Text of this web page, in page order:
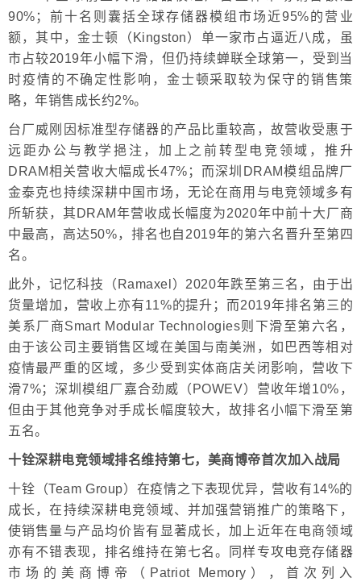
90%；前十名则囊括全球存储器模组市场近95%的营业
额，其中，金士顿（Kingston）单一家市占逼近八成，虽
市占较2019年小幅下滑，但仍持续蝉联全球第一，受到当
时疫情的不确定性影响，金士顿采取较为保守的销售策
略，年销售成长约2%。
台厂威刚因标准型存储器的产品比重较高，故营收受惠于
远距办公与教学挹注，加上之前转型电竞领域，推升
DRAM相关营收大幅成长47%；而深圳DRAM模组品牌厂
金泰克也持续深耕中国市场，无论在商用与电竞领域多有
所斩获，其DRAM年营收成长幅度为2020年中前十大厂商
中最高，高达50%，排名也自2019年的第六名晋升至第四
名。
此外，记忆科技（Ramaxel）2020年跌至第三名，由于出
货量增加，营收上亦有11%的提升；而2019年排名第三的
美系厂商Smart Modular Technologies则下滑至第六名，
由于该公司主要销售区域在美国与南美洲，如巴西等相对
疫情最严重的区域，多少受到实体商店关闭影响，营收下
滑7%；深圳模组厂嘉合劲威（POWEV）营收年增10%，
但由于其他竞争对手成长幅度较大，故排名小幅下滑至第
五名。
十铨深耕电竞领域排名维持第七，美商博帝首次加入战局
十铨（Team Group）在疫情之下表现优异，营收有14%的
成长，在持续深耕电竞领域、并加强营销推广的策略下，
使销售量与产品均价皆有显著成长，加上近年在电商领域
亦有不错表现，排名维持在第七名。同样专攻电竞存储器
市场的美商博帝（Patriot Memory），首次列入